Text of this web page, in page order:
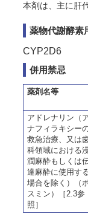
本剤は、主に肝
薬物代謝酵素
CYP2D6
併用禁忌
薬剤名等
アドレナリン（
ナフィラキシー
救急治療、又は
科領域における
潤麻酔もしくは
達麻酔に使用す
場合を除く）（
スミン）［2.3参
照］